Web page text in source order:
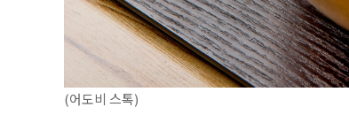
(어도비 스톡)